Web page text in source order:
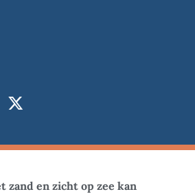
zand en zicht op zee kan